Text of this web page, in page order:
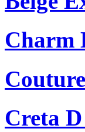
Charm
Couture
Creta